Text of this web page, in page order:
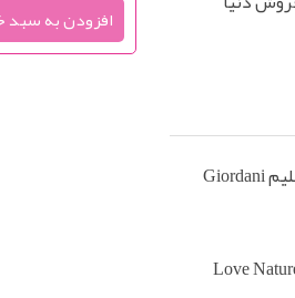
جوردانی گلد اوریفلیم Giordani